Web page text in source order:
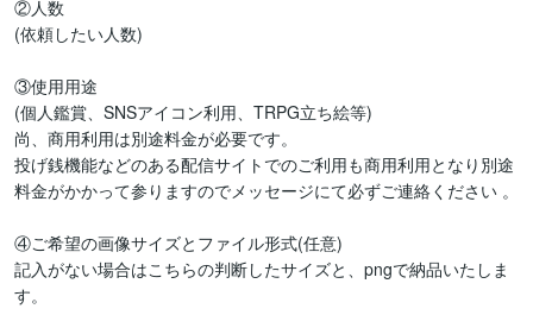
②人数
(依頼したい人数)
③使用用途
(個人鑑賞、SNSアイコン利用、TRPG立ち絵等)
尚、商用利用は別途料金が必要です。
投げ銭機能などのある配信サイトでのご利用も商用利用となり別途
料金がかかって参りますのでメッセージにて必ずご連絡ください 。
④ご希望の画像サイズとファイル形式(任意)
記入がない場合はこちらの判断したサイズと、pngで納品いたしま
す。